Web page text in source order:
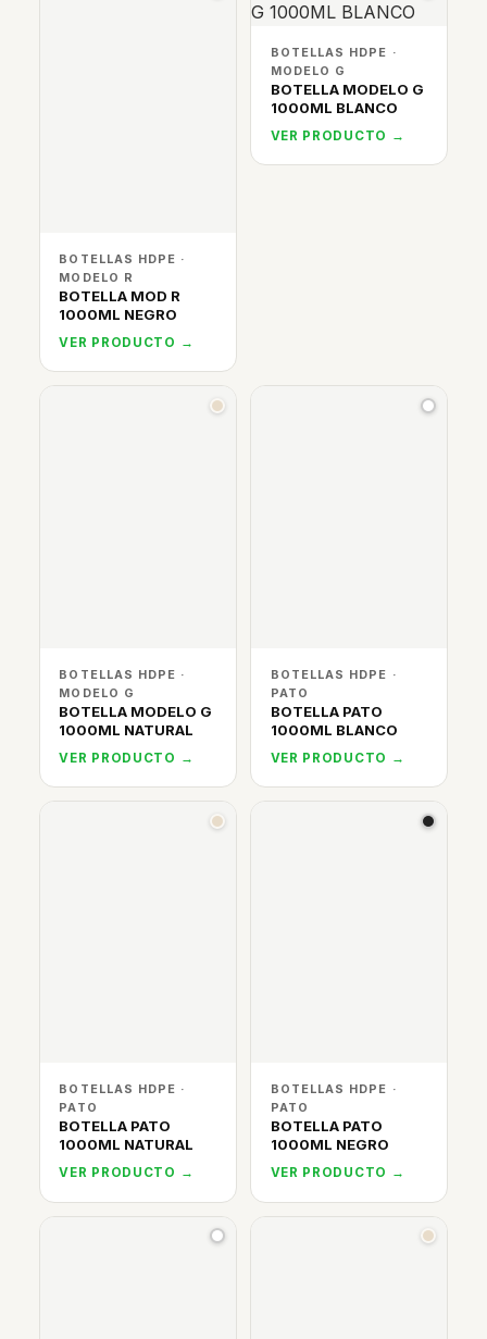
BOTELLAS HDPE ·
MODELO R
BOTELLA MOD R
1000ML NEGRO
VER PRODUCTO →
BOTELLAS HDPE ·
MODELO G
BOTELLA MODELO G
1000ML BLANCO
VER PRODUCTO →
BOTELLAS HDPE ·
MODELO G
BOTELLA MODELO G
1000ML NATURAL
VER PRODUCTO →
BOTELLAS HDPE ·
PATO
BOTELLA PATO
1000ML BLANCO
VER PRODUCTO →
BOTELLAS HDPE ·
PATO
BOTELLA PATO
1000ML NATURAL
VER PRODUCTO →
BOTELLAS HDPE ·
PATO
BOTELLA PATO
1000ML NEGRO
VER PRODUCTO →